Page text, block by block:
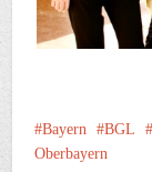
Bayern BGL
Oberbayern